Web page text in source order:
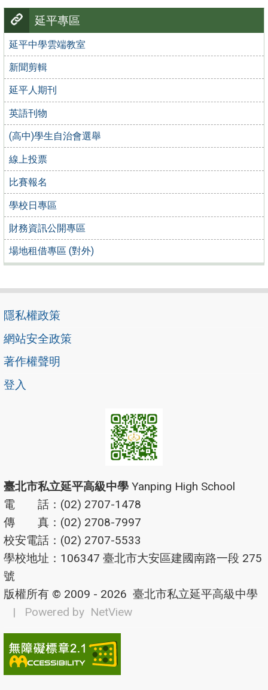
延平專區
延平中學雲端教室
新聞剪輯
延平人期刊
英語刊物
(高中)學生自治會選舉
線上投票
比賽報名
學校日專區
財務資訊公開專區
場地租借專區 (對外)
隱私權政策
網站安全政策
著作權聲明
登入
臺北市私立延平高級中學 Yanping High School
電 話：(02) 2707-1478
傳 真：(02) 2708-7997
校安電話：(02) 2707-5533
學校地址：106347 臺北市大安區建國南路一段 275
號
版權所有 © 2009 - 2026 臺北市私立延平高級中學
| Powered by NetView